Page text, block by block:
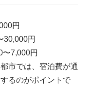
円
30,000円
7,000円
市では、宿泊費が通
るのがポイントで